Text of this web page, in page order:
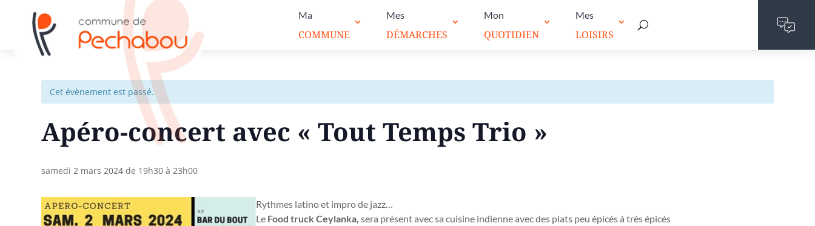
Ma
COMMUNE
Mes
DÉMARCHES
Mon
QUOTIDIEN
Mes
LOISIRS
Cet évènement est passé.
Apéro-concert avec « Tout Temps Trio »
samedi 2 mars 2024 de 19h30 à 23h00
Rythmes latino et impro de jazz…
Le Food truck Ceylanka, sera présent avec sa cuisine indienne avec des plats peu épicés à très épicés